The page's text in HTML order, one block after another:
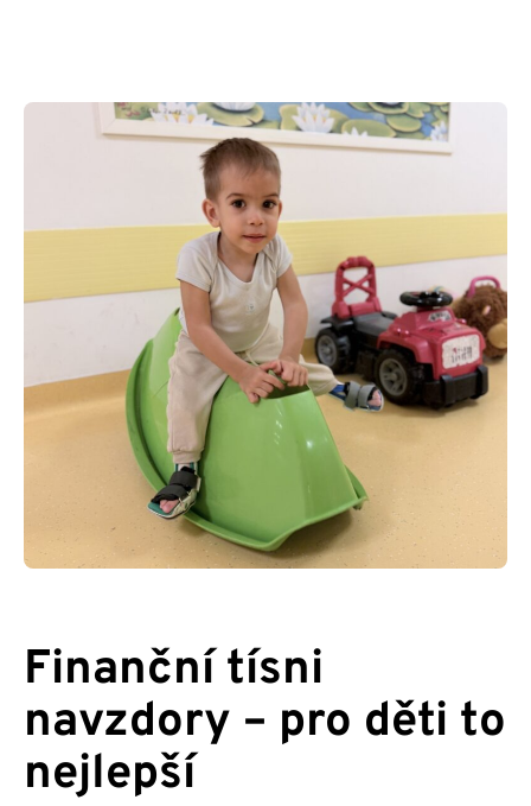
Finanční tísni
navzdory – pro děti to
nejlepší